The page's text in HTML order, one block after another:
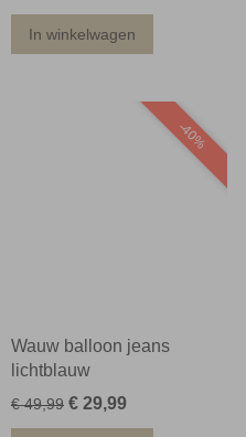
In winkelwagen
-40%
Wauw balloon jeans
lichtblauw
€ 49,99 € 29,99